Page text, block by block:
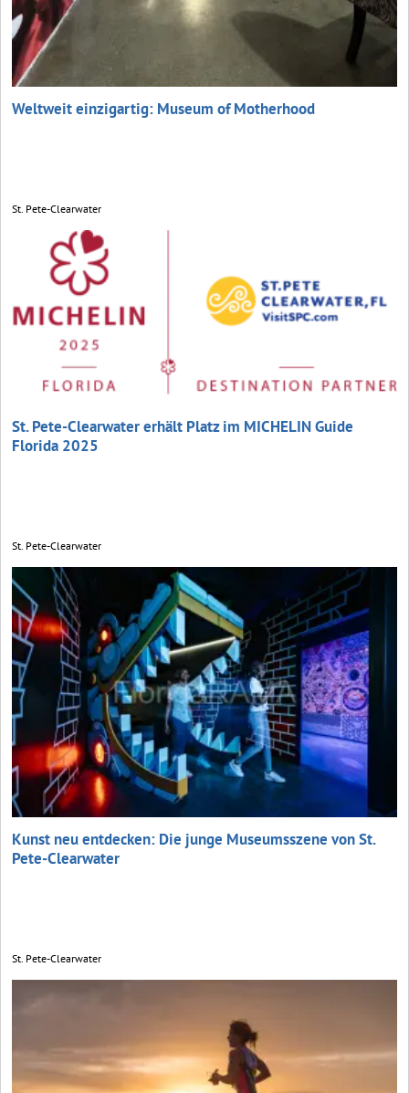
Weltweit einzigartig: Museum of Motherhood
St. Pete-Clearwater
St. Pete-Clearwater erhält Platz im MICHELIN Guide
Florida 2025
St. Pete-Clearwater
Kunst neu entdecken: Die junge Museumsszene von St.
Pete-Clearwater
St. Pete-Clearwater